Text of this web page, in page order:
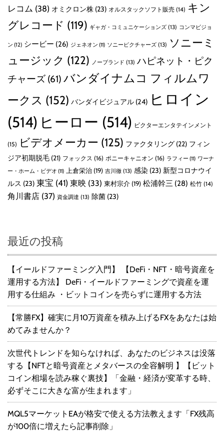
レコム (38) オミクロン株 (23) オルスタックソフト販売 (14) キン
グレコード (119) ギャガ・コミュニケーションズ (13) コンマビジョ
ン (12) シービー (26) ジェネオン (11) ソニーピクチャーズ (13) ソニーミ
ュージック (122) ノーブランド (13) ハピネット・ピク
チャーズ (61) バンダイナムコ フィルムワ
ークス (152) バンダイビジュアル (24) ヒロイン
(514) ヒーロー (514) ビクターエンタテインメント
(15) ビデオメーカー (125) ファクタリング (22) フィン
ジア初期脱毛 (21) フォックス (16) ポニーキャニオン (16) ラフィー (11) ワーナ
ー・ホーム・ビデオ (11) 上倉栄治 (19) 吉川徹 (13) 感染 (23) 新型コロナウイ
ルス (23) 東宝 (41) 東映 (33) 東村宗介 (19) 松浦幹三 (28) 松竹 (14)
角川書店 (37) 資金調達 (13) 除菌 (23)
最近の投稿
【イールドファーミング入門】 【DeFi・NFT・暗号資産を
運用する方法】 DeFi・イールドファーミングで資産を運
用する仕組み ・ビットコインを売らずに運用する方法
【常勝FX】確実に月10万資産を積み上げるFXをあなたは始
めてみませんか？
次世代トレンドを知らなければ、あなたのビジネスは没落
する【NFTと暗号資産とメタバースの全容解明 】【ビット
コイン相場を読み稼ぐ裏技】「金融・経済が変革する時、
必ずそこに大きな富が生まれます」
MQL5マーケットEAが格安で使える方法教えます「FX残高
が100倍に増えたら記事削除」